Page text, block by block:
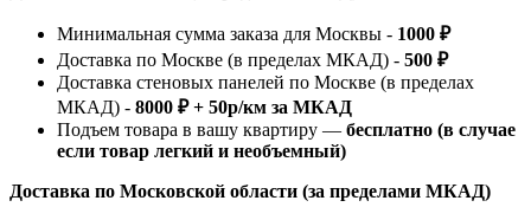
Минимальная сумма заказа для Москвы - 1000 ₽
Доставка по Москве (в пределах МКАД) - 500 ₽
Доставка стеновых панелей по Москве (в пределах
МКАД) - 8000 ₽ + 50р/км за МКАД
Подъем товара в вашу квартиру — бесплатно (в случае
если товар легкий и необъемный)
Доставка по Московской области (за пределами МКАД)